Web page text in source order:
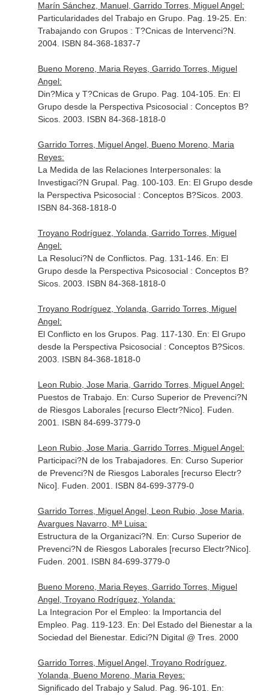
Marín Sánchez, Manuel, Garrido Torres, Miguel Angel:
Particularidades del Trabajo en Grupo. Pag. 19-25. En:
Trabajando con Grupos : T?Cnicas de Intervenci?N
2004. ISBN 84-368-1837-7
Bueno Moreno, Maria Reyes, Garrido Torres, Miguel
Angel:
Din?Mica y T?Cnicas de Grupo. Pag. 104-105. En: El
Grupo desde la Perspectiva Psicosocial : Conceptos B?
Sicos. 2003. ISBN 84-368-1818-0
Garrido Torres, Miguel Angel, Bueno Moreno, Maria
Reyes:
La Medida de las Relaciones Interpersonales: la
Investigaci?N Grupal. Pag. 100-103. En: El Grupo desde
la Perspectiva Psicosocial : Conceptos B?Sicos. 2003.
ISBN 84-368-1818-0
Troyano Rodríguez, Yolanda, Garrido Torres, Miguel
Angel:
La Resoluci?N de Conflictos. Pag. 131-146. En: El
Grupo desde la Perspectiva Psicosocial : Conceptos B?
Sicos. 2003. ISBN 84-368-1818-0
Troyano Rodríguez, Yolanda, Garrido Torres, Miguel
Angel:
El Conflicto en los Grupos. Pag. 117-130. En: El Grupo
desde la Perspectiva Psicosocial : Conceptos B?Sicos.
2003. ISBN 84-368-1818-0
Leon Rubio, Jose Maria, Garrido Torres, Miguel Angel:
Puestos de Trabajo. En: Curso Superior de Prevenci?N
de Riesgos Laborales [recurso Electr?Nico] . Fuden.
2001. ISBN 84-699-3779-0
Leon Rubio, Jose Maria, Garrido Torres, Miguel Angel:
Participaci?N de los Trabajadores. En: Curso Superior
de Prevenci?N de Riesgos Laborales [recurso Electr?
Nico] . Fuden. 2001. ISBN 84-699-3779-0
Garrido Torres, Miguel Angel, Leon Rubio, Jose Maria,
Avargues Navarro, Mª Luisa:
Estructura de la Organizaci?N. En: Curso Superior de
Prevenci?N de Riesgos Laborales [recurso Electr?Nico]
Fuden. 2001. ISBN 84-699-3779-0
Bueno Moreno, Maria Reyes, Garrido Torres, Miguel
Angel, Troyano Rodríguez, Yolanda:
La Integracion Por el Empleo: la Importancia del
Empleo. Pag. 119-123. En: Del Estado del Bienestar a la
Sociedad del Bienestar. Edici?N Digital @ Tres. 2000
Garrido Torres, Miguel Angel, Troyano Rodríguez,
Yolanda, Bueno Moreno, Maria Reyes:
Significado del Trabajo y Salud. Pag. 96-101. En: